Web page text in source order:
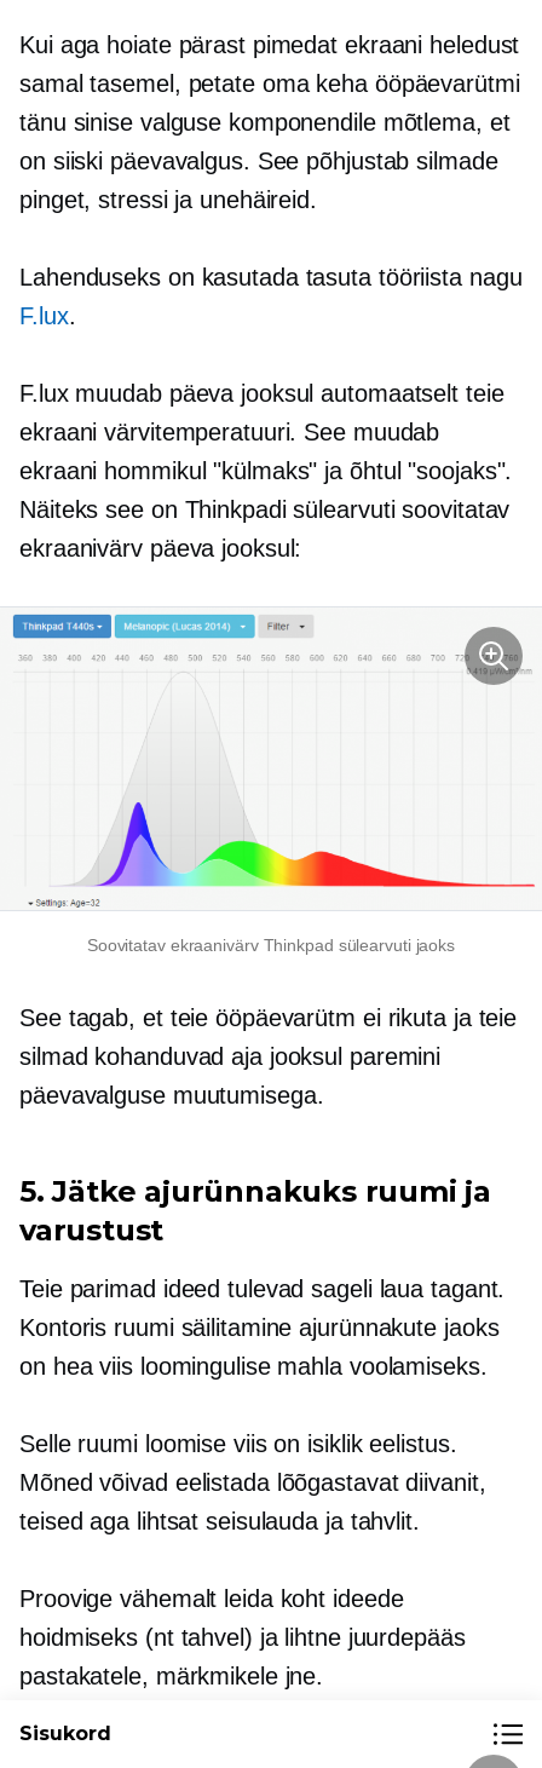
Kui aga hoiate pärast pimedat ekraani heledust
samal tasemel, petate oma keha ööpäevarütmi
tänu sinise valguse komponendile mõtlema, et
on siiski päevavalgus. See põhjustab silmade
pinget, stressi ja unehäireid.
Lahenduseks on kasutada tasuta tööriista nagu
F.lux.
F.lux muudab päeva jooksul automaatselt teie
ekraani värvitemperatuuri. See muudab
ekraani hommikul "külmaks" ja õhtul "soojaks".
Näiteks see on Thinkpadi sülearvuti soovitatav
ekraanivärv päeva jooksul:
Soovitatav ekraanivärv Thinkpad sülearvuti jaoks
See tagab, et teie ööpäevarütm ei rikuta ja teie
silmad kohanduvad aja jooksul paremini
päevavalguse muutumisega.
5. Jätke ajurünnakuks ruumi ja
varustust
Teie parimad ideed tulevad sageli laua tagant.
Kontoris ruumi säilitamine ajurünnakute jaoks
on hea viis loomingulise mahla voolamiseks.
Selle ruumi loomise viis on isiklik eelistus.
Mõned võivad eelistada lõõgastavat diivanit,
teised aga lihtsat seisulauda ja tahvlit.
Proovige vähemalt leida koht ideede
hoidmiseks (nt tahvel) ja lihtne juurdepääs
pastakatele, märkmikele jne.
Sisukord